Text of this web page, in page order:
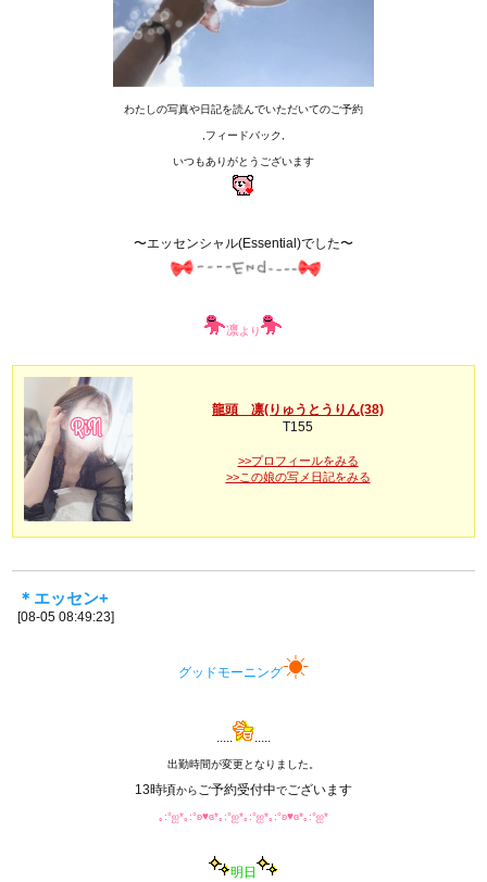
わたしの写真や日記を読んでいただいてのご予約
,フィードバック,
いつもありがとうございます
〜エッセンシャル(Essential)でした〜
凛より
龍頭 凛(りゅうとうりん(38)
T155
>>プロフィールをみる
>>この娘の写メ日記をみる
＊エッセン+
[08-05 08:49:23]
グッドモーニング☀︎︎︎
..... .....
出勤時間が変更となりました。
13時頃からご予約受付中でございます
｡:°ஐ*｡:°ʚ♥ɞ*｡:°ஐ*｡:°ஐ*｡:°ʚ♥ɞ*｡:°ஐ*
明日